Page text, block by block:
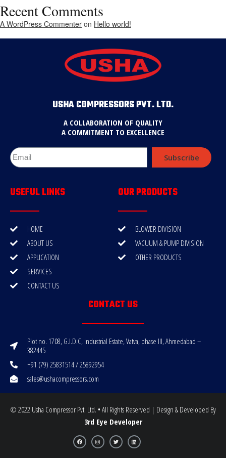
Recent Comments
A WordPress Commenter on Hello world!
USHA COMPRESSORS PVT. LTD.
A COLLABORATION OF QUALITY
A COMMITMENT TO EXCELLENCE
Subscribe
USEFUL LINKS
HOME
ABOUT US
APPLICATION
SERVICES
CONTACT US
OUR PRODUCTS
BLOWER DIVISION
VACUUM & PUMP DIVISION
OTHER PRODUCTS
CONTACT US
Plot no. 1708, G.I.D.C, Industrial Estate, Vatva, phase III, Ahmedabad –
382445
+91 (79) 25831514 / 25892954
sales@ushacompressors.com
© 2022 Usha Compressor Pvt. Ltd. • All Rights Reserved | Design & Developed By
3rd Eye Developer